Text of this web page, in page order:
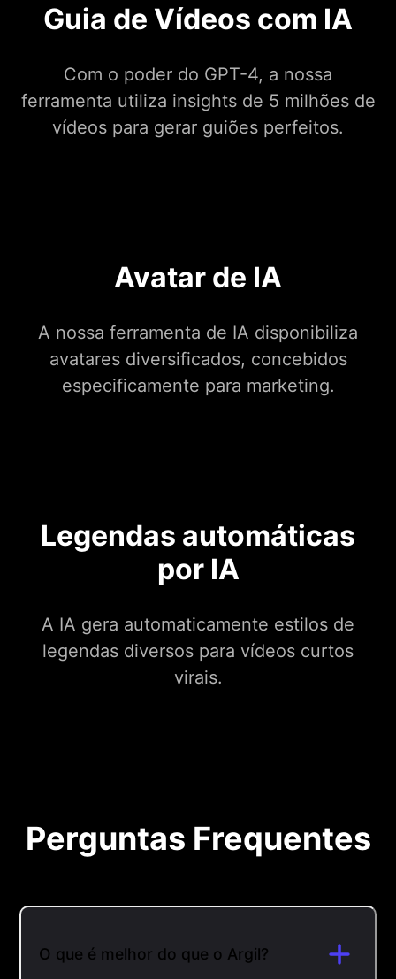
Guia de Vídeos com IA
Com o poder do GPT-4, a nossa
ferramenta utiliza insights de 5 milhões de
vídeos para gerar guiões perfeitos.
Avatar de IA
A nossa ferramenta de IA disponibiliza
avatares diversificados, concebidos
especificamente para marketing.
Legendas automáticas
por IA
A IA gera automaticamente estilos de
legendas diversos para vídeos curtos
virais.
Perguntas Frequentes
O que é melhor do que o Argil?